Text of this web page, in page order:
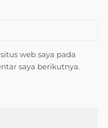
web saya pada
saya berikutnya.